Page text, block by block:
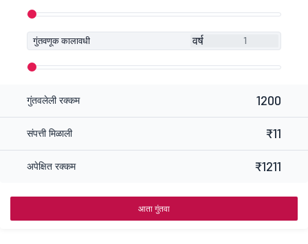
गुंतवणूक कालावधी वर्ष
गुंतवलेली रक्कम 1200
संपत्ती मिळाली ₹11
अपेक्षित रक्कम ₹1211
आता गुंतवा